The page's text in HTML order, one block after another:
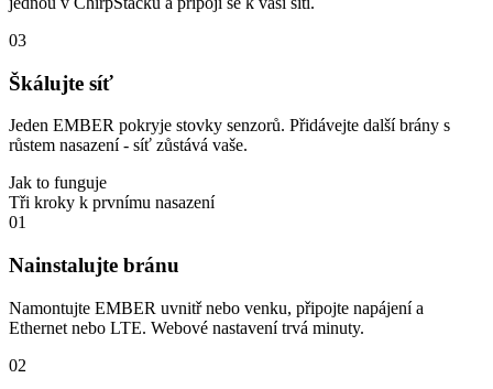
03
Škálujte síť
Jeden EMBER pokryje stovky senzorů. Přidávejte další brány s
růstem nasazení - síť zůstává vaše.
Jak to funguje
Tři kroky k prvnímu nasazení
01
Nainstalujte bránu
Namontujte EMBER uvnitř nebo venku, připojte napájení a
Ethernet nebo LTE. Webové nastavení trvá minuty.
02